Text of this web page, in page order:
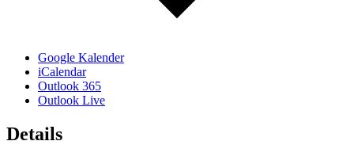
Google Kalender
iCalendar
Outlook 365
Outlook Live
Details